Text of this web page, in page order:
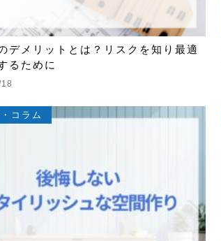
デメリットとは？リスクを知り最適
るために
コラム